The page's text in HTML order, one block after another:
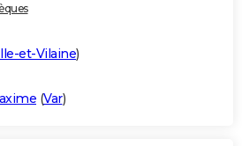
et-Vilaine)
(Var)